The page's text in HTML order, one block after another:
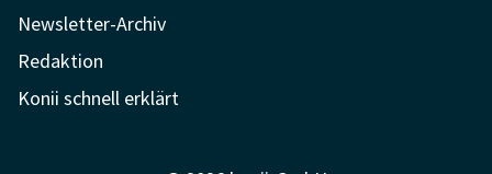
Newsletter-Archiv
Redaktion
Konii schnell erklärt